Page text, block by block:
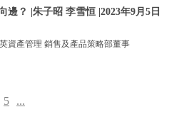
邊？ |朱子昭 李雪恒 |2023年9月5日
資產管理 銷售及產品策略部董事
5 ...